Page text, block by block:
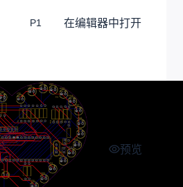
P1 在编辑器中打开
预览